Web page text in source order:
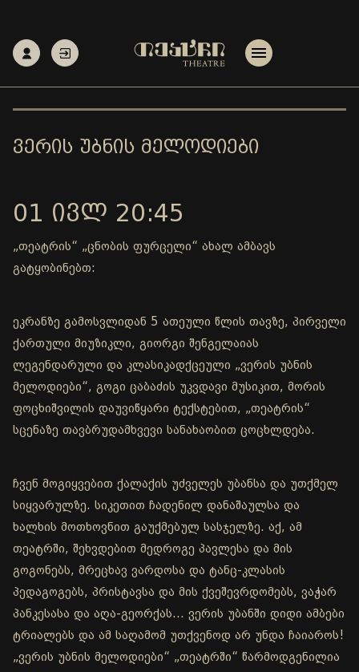
ᲕᲔᲠᲘᲡ ᲣᲑᲜᲘᲡ ᲛᲔᲚᲝᲓᲘᲔᲑᲘ
01 ᲘᲕᲚ 20:45
„თეატრის“ „ცნობის ფურცელი“ ახალ ამბავს
გატყობინებთ:
ეკრანზე გამოსვლიდან 5 ათეული წლის თავზე, პირველი
ქართული მიუზიკლი, გიორგი შენგელაიას
ლეგენდარული და კლასიკადქცეული „ვერის უბნის
მელოდიები“, გოგი ცაბაძის უკვდავი მუსიკით, მორის
ფოცხიშვილის დაუვიწყარი ტექსტებით, „თეატრის“
სცენაზე თავბრუდამხვევი სანახაობით ცოცხლდება.
ჩვენ მოგიყვებით ქალაქის უძველეს უბანსა და უთქმელ
სიყვარულზე. სიკეთით ჩადენილ დანაშაულსა და
ხალხის მოთხოვნით გაუქმებულ სასჯელზე. აქ, ამ
თეატრში, შეხვდებით მედროგე პავლესა და მის
გოგონებს, მრეცხავ ვარდოსა და ტანც-კლასის
პედაგოგებს, პრისტავსა და მის ქვეშევრდომებს, ვაჭარ
პანკესასა და აღა-გეორქას... ვერის უბანში დიდი ამბები
ტრიალებს და ამ საღამომ უთქვენოდ არ უნდა ჩაიაროს!
„ვერის უბნის მელოდიები“ „თეატრში“ წარმოდგენილია